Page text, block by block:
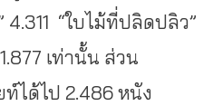
4.311 “ใบไม้ที่ปลิดปลิว”
เท่านั้น ส่วน
ท์ได้ไป 2.486 หนัง